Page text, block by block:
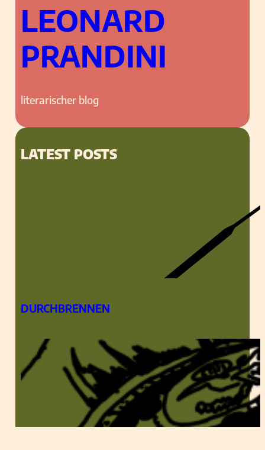
LEONARD
PRANDINI
literarischer blog
LATEST POSTS
DURCHBRENNEN